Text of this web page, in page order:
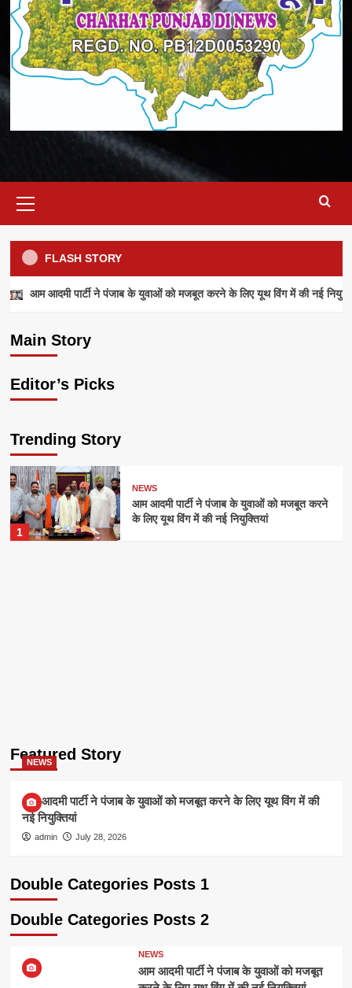
Menu
FLASH STORY
आम आदमी पार्टी ने पंजाब के युवाओं को मजबूत करने के लिए यूथ विंग में की नई
Main Story
आम आदमी पार्टी ने पंजाब के युवाओं को मजबूत करने के
admin July 28, 2026
Editor’s Picks
Trending Story
1
NEWS
आम आदमी पार्टी ने पंजाब के युवाओं को मजबूत करने
के लिए यूथ विंग में की नई नियुक्तियां
Featured Story
NEWS
आम आदमी पार्टी ने पंजाब के युवाओं को मजबूत करने के लिए यूथ विंग में की
नई नियुक्तियां
admin July 28, 2026
Double Categories Posts 1
Double Categories Posts 2
NEWS
आम आदमी पार्टी ने पंजाब के युवाओं को मजबूत